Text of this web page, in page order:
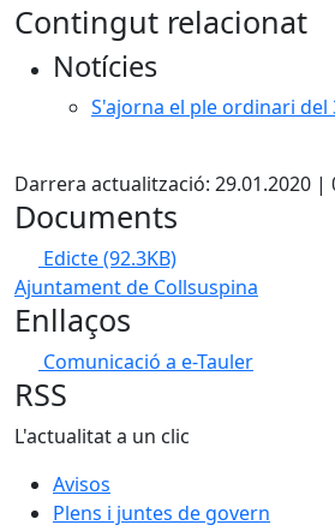
Contingut relacionat
Notícies
S'ajorna el ple ordinari del
Darrera actualització: 29.01.2020 |
Documents
Edicte(92.3KB)
Ajuntament de Collsuspina
Enllaços
Comunicació a e-Tauler
RSS
L'actualitat a un clic
Avisos
Plens i juntes de govern